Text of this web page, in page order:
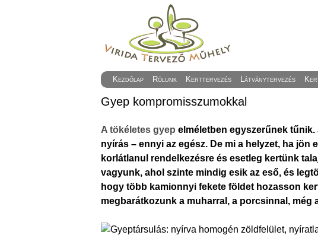
Kezdőlap Rólunk Kerttervezés Látványtervezés
Gyep kompromisszumokkal
A tökéletes gyepelméletben egyszerűnek
nyírás – ennyi az egész. De mi a helyzet, ha jön
korlátlanul rendelkezésre és esetleg kertünk
vagyunk, ahol szinte mindig esik az eső, és
hogy több kamionnyi fekete földet hozasson
megbarátkozunk a muharral, a porcsinnal, még